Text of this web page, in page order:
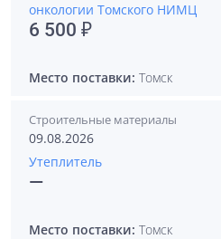
онкологии Томского НИМЦ
6 500 ₽
Место поставки: Томск
Строительные материалы
09.08.2026
Утеплитель
—
Место поставки: Томск